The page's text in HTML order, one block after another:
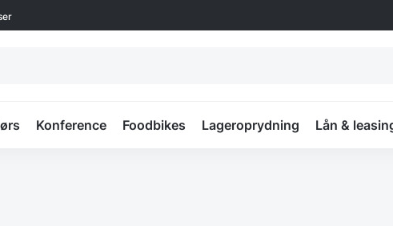
Konference Foodbikes Lageroprydning Lån &